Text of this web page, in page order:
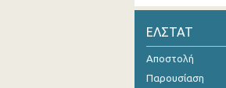
Ιουλίου
Ιουνίου
ΕΛΣΤΑΤ
Αποστολή
Παρουσίαση